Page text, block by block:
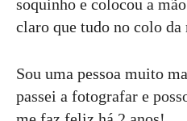
soquinho e colocou a
claro que tudo no colo da
Sou uma pessoa muito
passei a fotografar e